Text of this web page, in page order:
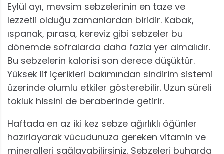
Eylül ayı, mevsim sebzelerinin en taze ve
lezzetli olduğu zamanlardan biridir. Kabak,
ıspanak, pırasa, kereviz gibi sebzeler bu
dönemde sofralarda daha fazla yer almalıdır.
Bu sebzelerin kalorisi son derece düşüktür.
Yüksek lif içerikleri bakımından sindirim sistemi
üzerinde olumlu etkiler gösterebilir. Uzun süreli
tokluk hissini de beraberinde getirir.
Haftada en az iki kez sebze ağırlıklı öğünler
hazırlayarak vücudunuza gereken vitamin ve
mineralleri sağlayabilirsiniz. Sebzeleri buharda